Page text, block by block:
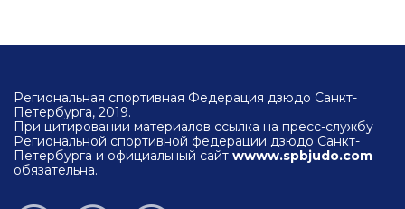
Региональная спортивная Федерация дзюдо Санкт-
Петербурга, 2019.
При цитировании материалов ссылка на пресс-службу
Региональной спортивной федерации дзюдо Санкт-
Петербурга и официальный сайт wwww.spbjudo.com
обязательна.